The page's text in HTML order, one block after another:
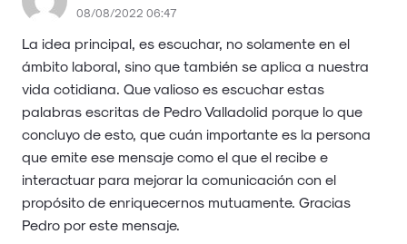
08/08/2022 06:47
La idea principal, es escuchar, no solamente en el
ámbito laboral, sino que también se aplica a nuestra
vida cotidiana. Que valioso es escuchar estas
palabras escritas de Pedro Valladolid porque lo que
concluyo de esto, que cuán importante es la persona
que emite ese mensaje como el que el recibe e
interactuar para mejorar la comunicación con el
propósito de enriquecernos mutuamente. Gracias
Pedro por este mensaje.